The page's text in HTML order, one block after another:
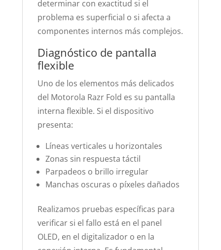
determinar con exactitud si el
problema es superficial o si afecta a
componentes internos más complejos.
Diagnóstico de pantalla
flexible
Uno de los elementos más delicados
del Motorola Razr Fold es su pantalla
interna flexible. Si el dispositivo
presenta:
Líneas verticales u horizontales
Zonas sin respuesta táctil
Parpadeos o brillo irregular
Manchas oscuras o píxeles dañados
Realizamos pruebas específicas para
verificar si el fallo está en el panel
OLED, en el digitalizador o en la